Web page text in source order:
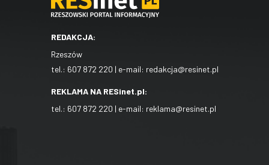
REDAKCJA:
Rzeszów
tel.: 607 872 220 | e-mail: redakcja@resinet.pl
REKLAMA NA RESinet.pl:
tel.: 607 872 220 | e-mail: reklama@resinet.pl